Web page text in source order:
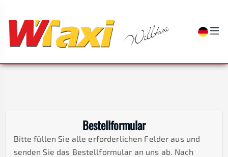
Bestellformular
Bitte füllen Sie alle erforderlichen Felder aus und
senden Sie das Bestellformular an uns ab. Nach